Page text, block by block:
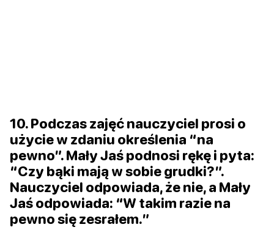
10. Podczas zajęć nauczyciel prosi o
użycie w zdaniu określenia “na
pewno”. Mały Jaś podnosi rękę i pyta:
“Czy bąki mają w sobie grudki?”.
Nauczyciel odpowiada, że nie, a Mały
Jaś odpowiada: “W takim razie na
pewno się zesrałem.”